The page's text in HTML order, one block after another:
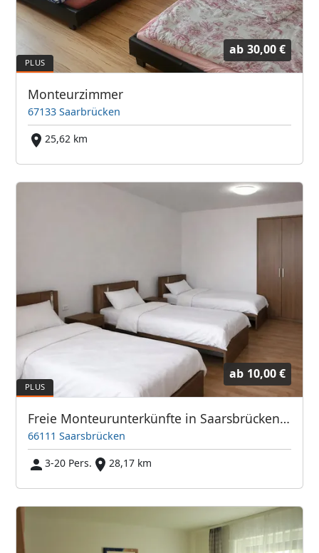
ab 30,00 €
Monteurzimmer
67133 Saarbrücken
25,62 km
ab 10,00 €
Freie Monteurunterkünfte in Saarsbrücken – JETZT anrufen! Wir sprechen auch Polnisch
66111 Saarsbrücken
3-20 Pers.
28,17 km